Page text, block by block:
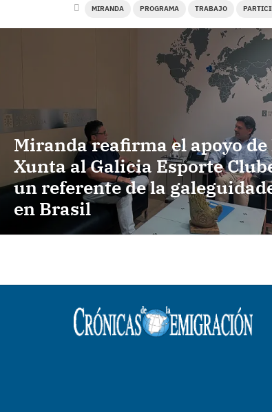
MIRANDA PROGRAMA TRABAJO
Miranda reafirma el apoyo de
Xunta al Galicia Esporte
un referente de la
en Brasil